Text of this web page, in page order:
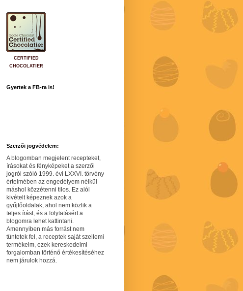
CERTIFIED
CHOCOLATIER
Gyertek a FB-ra is!
Szerzői jogvédelem:
A blogomban megjelent recepteket,
írásokat és fényképeket a szerzői
jogról szóló 1999. évi LXXVI. törvény
értelmében az engedélyem nélkül
máshol közzétenni tilos. Ez alól
kivételt képeznek azok a
gyűjtőoldalak, ahol nem közlik a
teljes írást, és a folytatásért a
blogomra lehet kattintani.
Amennyiben más forrást nem
tüntetek fel, a receptek saját szellemi
termékeim, ezek kereskedelmi
forgalomban történő értékesítéséhez
nem járulok hozzá.